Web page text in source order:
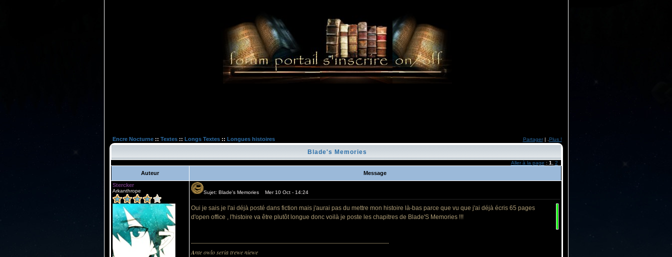
Encre Nocturne:: Textes:: Longs Textes:: Longues histoires Partager| . Plus !
Blade's Memories
Aller à la page : 1 2
Auteur
Message
Stercker
Arkanthrope Sujet: Blade's Memories Mer 10 Oct - 14:24
Oui je sais je l'ai déjà posté dans fiction mais j'aurai pas du mettre mon histoire là-bas parce que vu que j'ai déjà écris 65 pages
d'open office , l'histoire va être plutôt longue donc voilà je poste les chapitres de Blade'S Memories !!!
---------------------------------------------------------------------------------------------------
Ante owlo seria trewe niewe